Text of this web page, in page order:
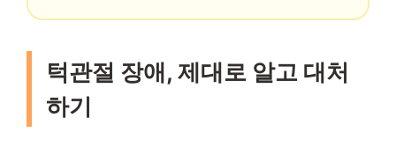
턱관절 장애, 제대로 알고 대처
하기